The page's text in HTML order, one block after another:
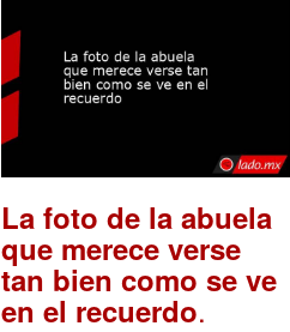
La foto de la abuela
que merece verse
tan bien como se ve
en el recuerdo.